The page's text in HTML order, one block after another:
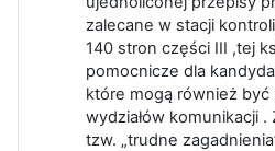
zalecane w stacji
140 stron części III ,tej
pomocnicze dla
które mogą również
wydziałów komunikacji
tzw. „trudne